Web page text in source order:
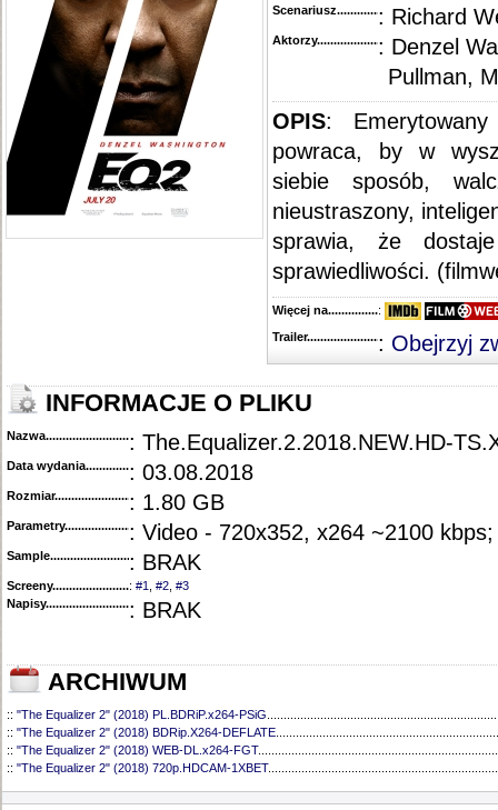
Scenariusz........................................
: Richard
Aktorzy...........................................
: Denzel
Pullman,
OPIS:
powraca, by w
siebie sposób,
nieustraszony,
sprawia, że
sprawiedliwości.
Więcej na........................................
:
Trailer...........................................
: Obejrzyj
INFORMACJE O PLIKU
Nazwa.............................................: The.Equalizer.2.2018.NEW.HD-
Data wydania......................................
: 03.08.2018
Rozmiar...........................................
: 1.80 GB
Parametry.........................................: Video - 720x352, x264 ~2100
Sample............................................
: BRAK
Screeny...........................................
: #1 #2 #3
Napisy............................................
: BRAK
ARCHIWUM
:: "The Equalizer 2" (2018) PL.BDRiP.x264-PSiG
:: "The Equalizer 2" (2018) BDRip.X264-DEFLATE
:: "The Equalizer 2" (2018) WEB-DL.x264-FGT
:: "The Equalizer 2" (2018) 720p.HDCAM-1XBET